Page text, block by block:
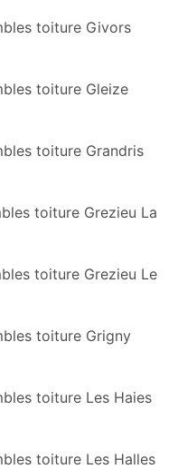
toiture Givors
toiture Gleize
toiture Grandris
toiture Grezieu La
toiture Grezieu Le
toiture Grigny
toiture Les Haies
toiture Les Halles